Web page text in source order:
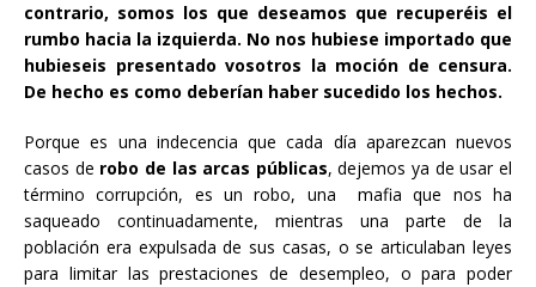
contrario, somos los que deseamos que recuperéis el
rumbo hacia la izquierda. No nos hubiese importado que
hubieseis presentado vosotros la moción de censura.
De hecho es como deberían haber sucedido los hechos.
Porque es una indecencia que cada día aparezcan nuevos
casos de robo de las arcas públicas, dejemos ya de usar el
término corrupción, es un robo, una mafia que nos ha
saqueado continuadamente, mientras una parte de la
población era expulsada de sus casas, o se articulaban leyes
para limitar las prestaciones de desempleo, o para poder